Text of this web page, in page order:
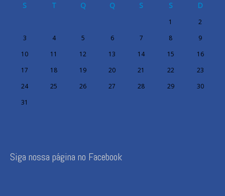
S T Q Q S S D
1
2
3
4 5 6 7 8
9
10
11 12 13 14 15
16
17
18 19 20 21 22
23
24
25 26 27 28 29
30
31
Siga nossa página no Facebook